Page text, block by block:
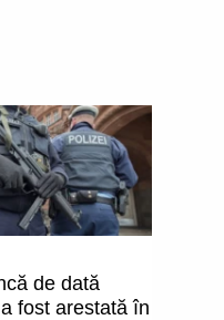
de dată
fost arestată în